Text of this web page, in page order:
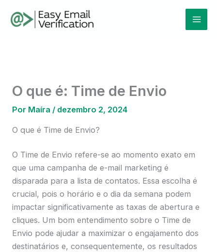
para
O que é: Time de Envio
Por Maíra / dezembro 2, 2024
O que é Time de Envio?
O Time de Envio refere-se ao momento exato em
que uma campanha de e-mail marketing é
disparada para a lista de contatos. Essa escolha é
crucial, pois o horário e o dia da semana podem
impactar significativamente as taxas de abertura e
cliques. Um bom entendimento sobre o Time de
Envio pode ajudar a maximizar o engajamento dos
destinatários e, consequentemente, os resultados